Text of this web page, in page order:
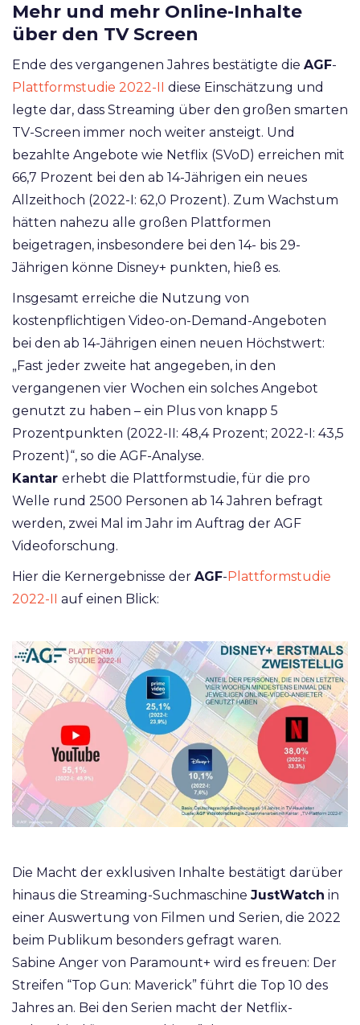
Mehr und mehr Online-Inhalte
über den TV Screen
Ende des vergangenen Jahres bestätigte die AGF-
Plattformstudie 2022-II diese Einschätzung und
legte dar, dass Streaming über den großen smarten
TV-Screen immer noch weiter ansteigt. Und
bezahlte Angebote wie Netflix (SVoD) erreichen mit
66,7 Prozent bei den ab 14-Jährigen ein neues
Allzeithoch (2022-I: 62,0 Prozent). Zum Wachstum
hätten nahezu alle großen Plattformen
beigetragen, insbesondere bei den 14- bis 29-
Jährigen könne Disney+ punkten, hieß es.
Insgesamt erreiche die Nutzung von
kostenpflichtigen Video-on-Demand-Angeboten
bei den ab 14-Jährigen einen neuen Höchstwert:
„Fast jeder zweite hat angegeben, in den
vergangenen vier Wochen ein solches Angebot
genutzt zu haben – ein Plus von knapp 5
Prozentpunkten (2022-II: 48,4 Prozent; 2022-I: 43,5
Prozent)“, so die AGF-Analyse.
Kantar erhebt die Plattformstudie, für die pro
Welle rund 2500 Personen ab 14 Jahren befragt
werden, zwei Mal im Jahr im Auftrag der AGF
Videoforschung.
Hier die Kernergebnisse der AGF-Plattformstudie
2022-II auf einen Blick:
Die Macht der exklusiven Inhalte bestätigt darüber
hinaus die Streaming-Suchmaschine JustWatch in
einer Auswertung von Filmen und Serien, die 2022
beim Publikum besonders gefragt waren.
Sabine Anger von Paramount+ wird es freuen: Der
Streifen “Top Gun: Maverick” führt die Top 10 des
Jahres an. Bei den Serien macht der Netflix-